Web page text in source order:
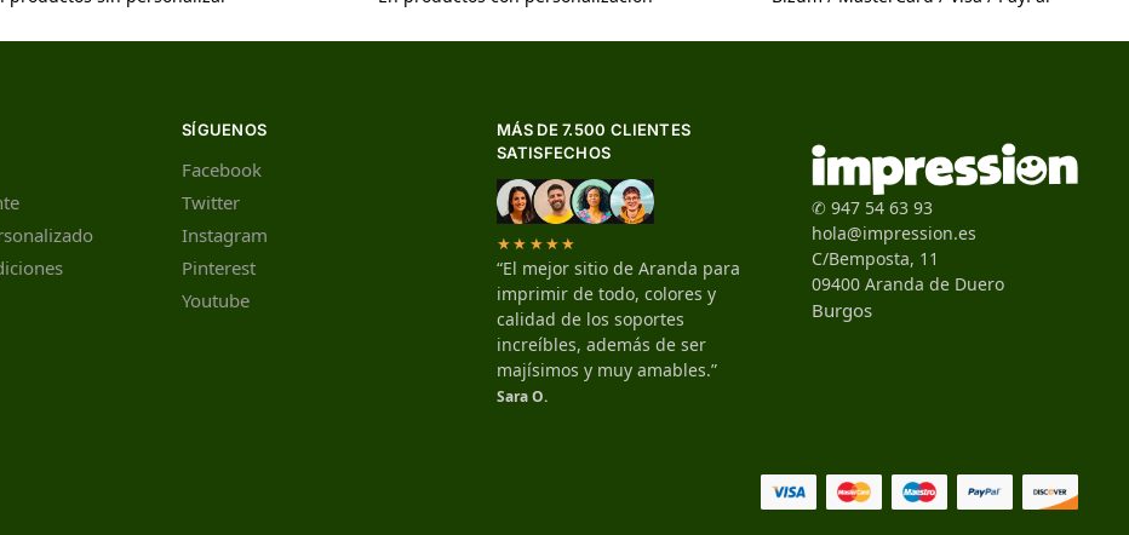
SÍGUENOS
Facebook
Twitter
Instagram
Pinterest
Youtube
MÁS DE 7.500 CLIENTES
SATISFECHOS
★★★★★
“El mejor sitio de Aranda para
imprimir de todo, colores y
calidad de los soportes
increíbles, además de ser
majísimos y muy amables.”
Sara O.
✆ 947 54 63 93
hola@impression.es
C/Bemposta, 11
09400 Aranda de Duero
Burgos